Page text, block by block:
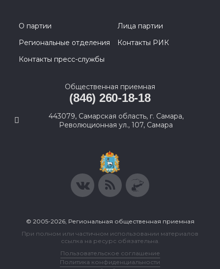
О партии
Лица партии
Региональные отделения
Контакты РИК
Контакты пресс-службы
Общественная приемная
(846) 260-18-18
443079, Самарская область, г. Самара,
Революционная ул., 107, Самара
© 2005-2026, Региональная общественная приемная
При полном или частичном использовании материалов
ссылка на ресурс обязательна.
Пользовательское соглашение
Политика конфиденциальности